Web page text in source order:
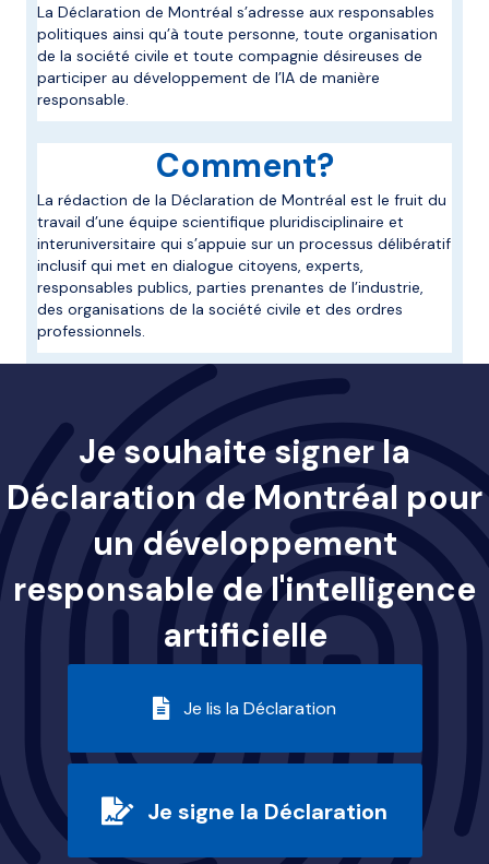
La Déclaration de Montréal s’adresse aux responsables
politiques ainsi qu’à toute personne, toute organisation
de la société civile et toute compagnie désireuses de
participer au développement de l’IA de manière
responsable.
Comment?
La rédaction de la Déclaration de Montréal est le fruit du
travail d’une équipe scientifique pluridisciplinaire et
interuniversitaire qui s’appuie sur un processus délibératif
inclusif qui met en dialogue citoyens, experts,
responsables publics, parties prenantes de l’industrie,
des organisations de la société civile et des ordres
professionnels.
Je souhaite signer la
Déclaration de Montréal pour
un développement
responsable de l'intelligence
artificielle
Je lis la Déclaration
Je signe la Déclaration